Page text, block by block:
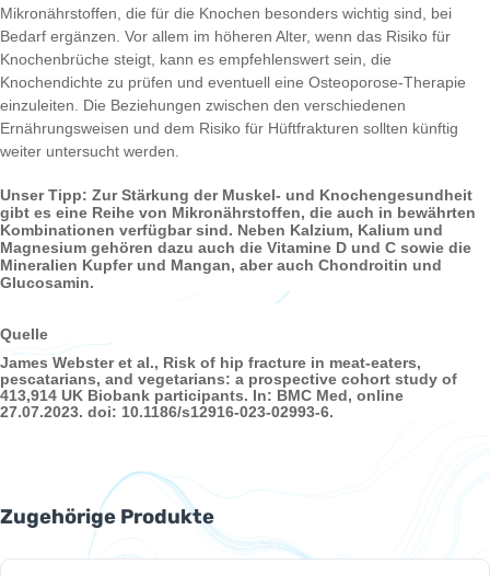
Mikronährstoffen, die für die Knochen besonders wichtig sind, bei
Bedarf ergänzen. Vor allem im höheren Alter, wenn das Risiko für
Knochenbrüche steigt, kann es empfehlenswert sein, die
Knochendichte zu prüfen und eventuell eine Osteoporose-Therapie
einzuleiten. Die Beziehungen zwischen den verschiedenen
Ernährungsweisen und dem Risiko für Hüftfrakturen sollten künftig
weiter untersucht werden.
Unser Tipp: Zur Stärkung der Muskel- und Knochengesundheit
gibt es eine Reihe von Mikronährstoffen, die auch in bewährten
Kombinationen verfügbar sind. Neben Kalzium, Kalium und
Magnesium gehören dazu auch die Vitamine D und C sowie die
Mineralien Kupfer und Mangan, aber auch Chondroitin und
Glucosamin.
Quelle
James Webster et al., Risk of hip fracture in meat-eaters,
pescatarians, and vegetarians: a prospective cohort study of
413,914 UK Biobank participants. In: BMC Med, online
27.07.2023. doi: 10.1186/s12916-023-02993-6.
Produktgalerie überspringen
Zugehörige Produkte